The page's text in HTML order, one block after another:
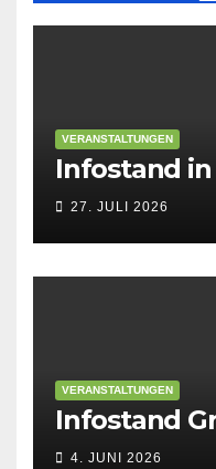
VERANSTALTUNGEN
Infostand in
27. JULI 2026
VERANSTALTUNGEN
Infostand
4. JUNI 2026